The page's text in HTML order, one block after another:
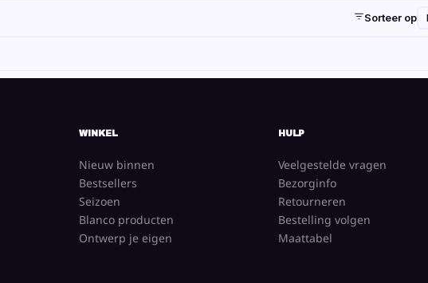
Sorteer op
WINKEL
Nieuw binnen
Bestsellers
Seizoen
Blanco producten
Ontwerp je eigen
HULP
Veelgestelde vragen
Bezorginfo
Retourneren
Bestelling volgen
Maattabel